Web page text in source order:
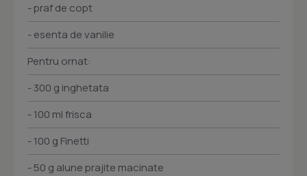
- praf de copt
- esenta de vanilie
Pentru ornat:
- 300 g inghetata
- 100 ml frisca
- 100 g Finetti
- 50 g alune prajite macinate